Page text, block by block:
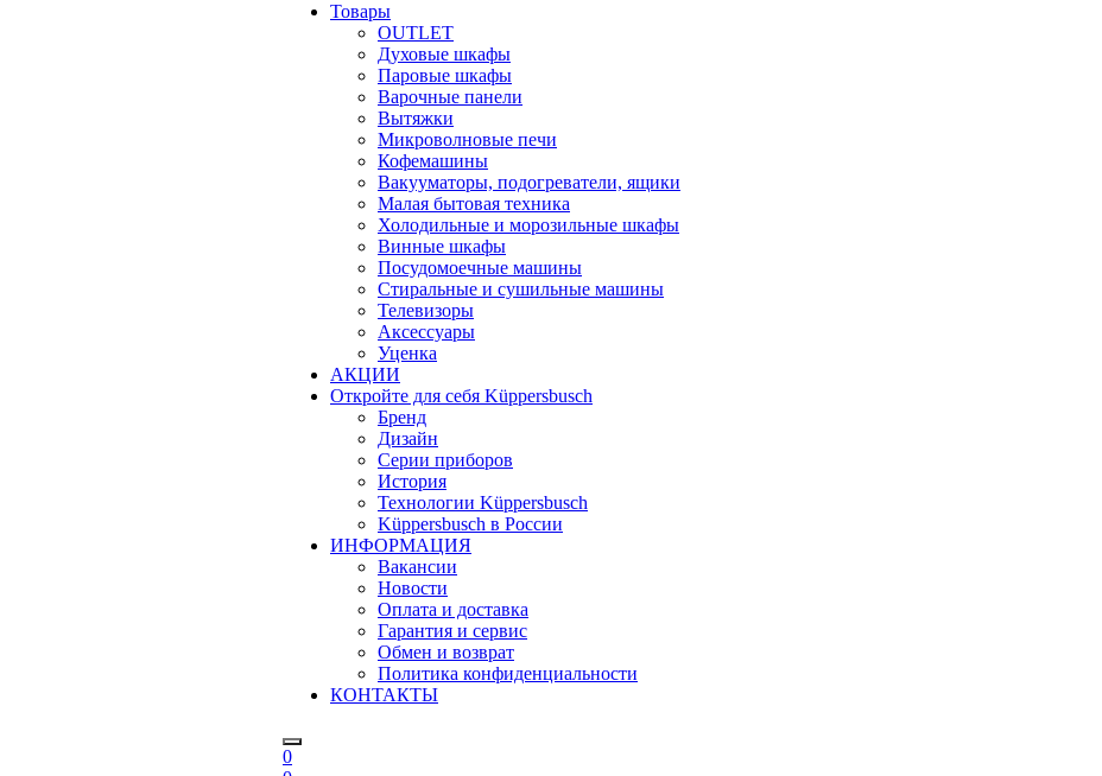
Товары
OUTLET
Духовые шкафы
Паровые шкафы
Варочные панели
Вытяжки
Микроволновые печи
Кофемашины
Вакууматоры, подогреватели, ящики
Малая бытовая техника
Холодильные и морозильные шкафы
Винные шкафы
Посудомоечные машины
Стиральные и сушильные машины
Телевизоры
Аксессуары
Уценка
АКЦИИ
Откройте для себя Küppersbusch
Бренд
Дизайн
Серии приборов
История
Технологии Küppersbusch
Küppersbusch в России
ИНФОРМАЦИЯ
Вакансии
Новости
Оплата и доставка
Гарантия и сервис
Обмен и возврат
Политика конфиденциальности
КОНТАКТЫ
0